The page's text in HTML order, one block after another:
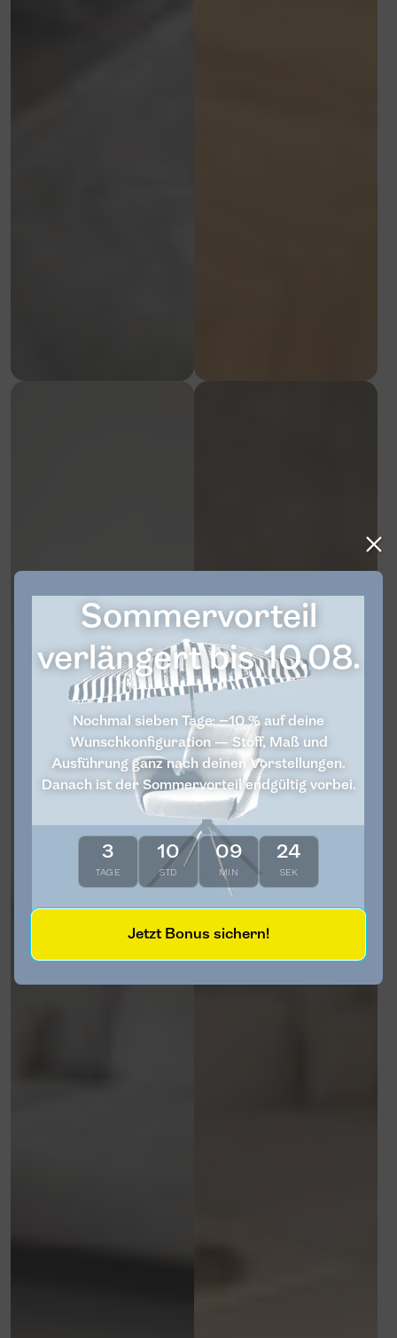
Sommervorteil
verlängert bis 10.08.
Nochmal sieben Tage: −10 % auf deine
Wunschkonfiguration — Stoff, Maß und
Ausführung ganz nach deinen Vorstellungen.
Danach ist der Sommervorteil endgültig vorbei.
3
TAGE
10
STD
09
MIN
23
SEK
Jetzt Bonus sichern!